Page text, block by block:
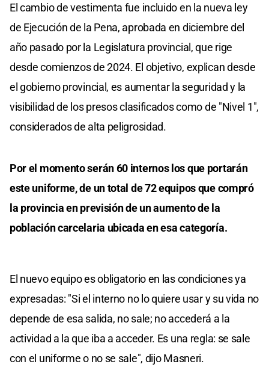
El cambio de vestimenta fue incluido en la nueva ley
de Ejecución de la Pena, aprobada en diciembre del
año pasado por la Legislatura provincial, que rige
desde comienzos de 2024. El objetivo, explican desde
el gobierno provincial, es aumentar la seguridad y la
visibilidad de los presos clasificados como de "Nivel 1″,
considerados de alta peligrosidad.
Por el momento serán 60 internos los que portarán
este uniforme, de un total de 72 equipos que compró
la provincia en previsión de un aumento de la
población carcelaria ubicada en esa categoría.
El nuevo equipo es obligatorio en las condiciones ya
expresadas: "Si el interno no lo quiere usar y su vida no
depende de esa salida, no sale; no accederá a la
actividad a la que iba a acceder. Es una regla: se sale
con el uniforme o no se sale", dijo Masneri.